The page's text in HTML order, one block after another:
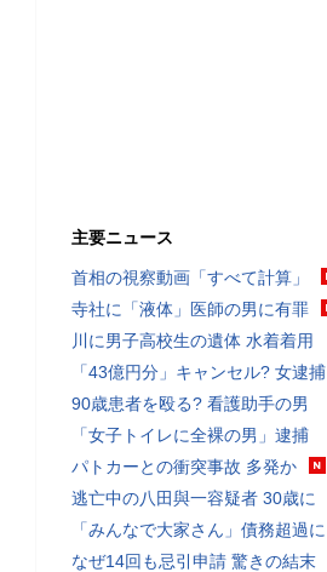
主要ニュース
首相の視察動画「すべて計算」
寺社に「液体」医師の男に有罪
川に男子高校生の遺体 水着着用
「43億円分」キャンセル? 女逮捕
90歳患者を殴る? 看護助手の男
「女子トイレに全裸の男」逮捕
パトカーとの衝突事故 多発か
逃亡中の八田與一容疑者 30歳に
「みんなで大家さん」債務超過に
なぜ14回も忌引申請 驚きの結末